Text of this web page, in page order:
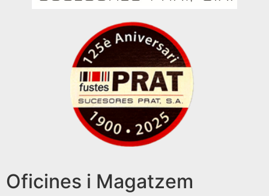
Oficines i Magatzem